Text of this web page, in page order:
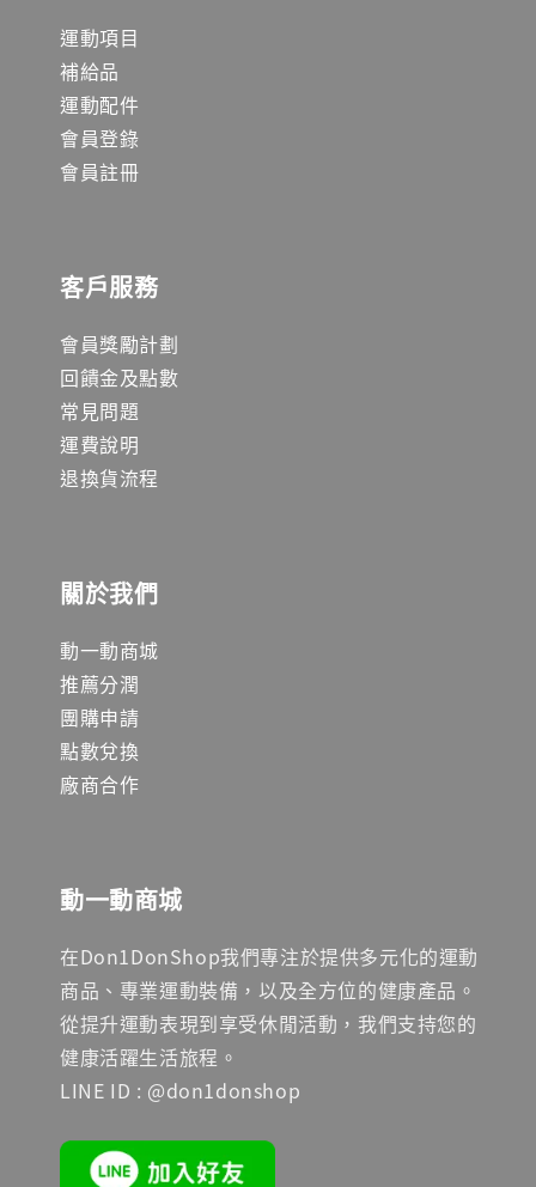
運動項目
補給品
運動配件
會員登錄
會員註冊
客戶服務
會員獎勵計劃
回饋金及點數
常見問題
運費說明
退換貨流程
關於我們
動一動商城
推薦分潤
團購申請
點數兌換
廠商合作
動一動商城
在Don1DonShop我們專注於提供多元化的運動
商品、專業運動裝備，以及全方位的健康產品。
從提升運動表現到享受休閒活動，我們支持您的
健康活躍生活旅程。
LINE ID : @don1donshop